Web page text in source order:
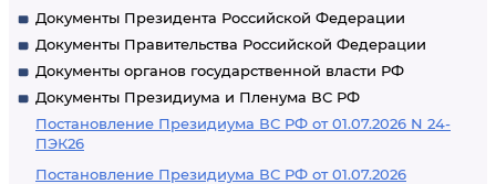
Документы Президента Российской Федерации
Документы Правительства Российской Федерации
Документы органов государственной власти РФ
Документы Президиума и Пленума ВС РФ
Постановление Президиума ВС РФ от 01.07.2026 N 24-
ПЭК26
Постановление Президиума ВС РФ от 01.07.2026